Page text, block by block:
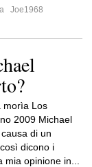
Joe1968
morìa Los
2009 Michael
di un
dicono i
opinione in...